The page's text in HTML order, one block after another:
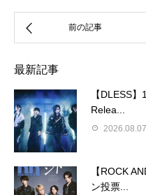
最新記事
【DLESS
Relea...
2026.08.07
【ROCK
ン投票...